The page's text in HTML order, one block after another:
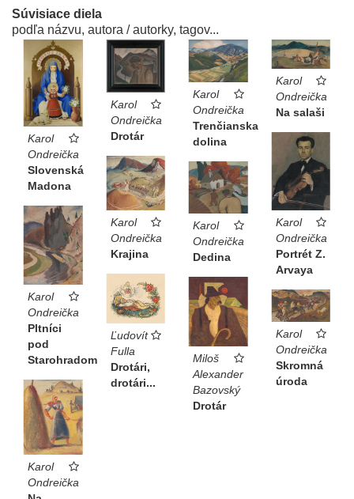
Súvisiace diela
podľa názvu, autora / autorky, tagov...
Karol
Ondreička
Slovenská
Madona
Karol
Ondreička
Drotár
Karol
Ondreička
Trenčianska
dolina
Karol
Ondreička
Na salaši
Karol
Ondreička
Portrét Z.
Arvaya
Karol
Ondreička
Krajina
Karol
Ondreička
Dedina
Karol
Ondreička
Pltníci
pod
Starohradom
Ľudovít
Fulla
Drotári,
drotári...
Miloš
Alexander
Bazovský
Drotár
Karol
Ondreička
Skromná
úroda
Karol
Ondreička